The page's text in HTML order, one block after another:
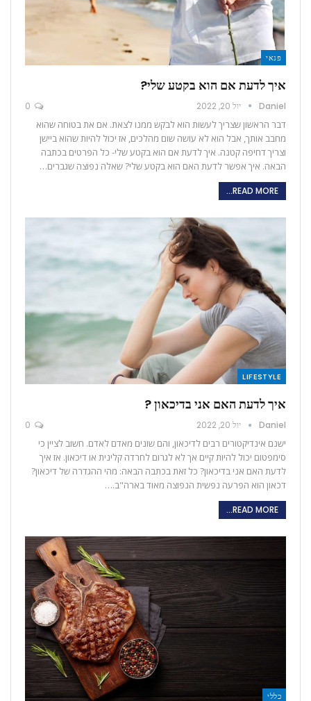
פנאי
איך לדעת אם הוא בקטע שלי?
Daniel יול 20, 2022
דבר הראשון שצריך לעשות הוא לבקש ממנו לצאת. אם את בטוחה שהוא
מחבב אותך, אבל הוא לא עושה שום מהלכים, אז יכול להיות שהוא ביישן
וצריך דחיפה קטנה. איך לדעת אם הוא בקטע שלי- כל הפרטים בכתבה
הבאה. איך אפשר לדעת האם הוא בקטע שלי? שאלה נפוצה שגברים…
READ MORE...
LIFESTYLE
איך לדעת האם אני בדיכאון ?
Daniel יול 20, 2022
ישנם אינדיקטורים רבים לדיכאון, והם שונים מאדם לאדם. חשוב לציין כי
סימפטום יכול להיות קיים אך לא לגרום לחרדה קלינית או דיכאון. אז איך
לדעת האם אני בדיכאון? כל זאת בכתבה הבאה: מהי ההגדרה של דיכאון?
דכאון הוא הפרעה נפשית הנפוצה מאוד בארה"ב.…
READ MORE...
כללי